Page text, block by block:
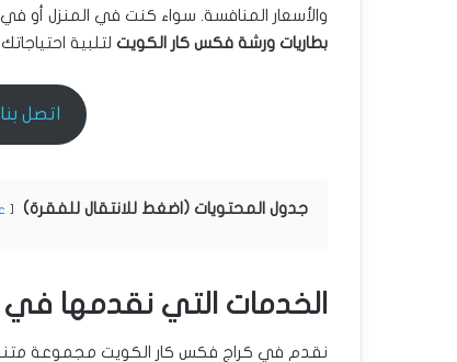
والأسعار المنافسة. سواء كنت في المنزل أو
بطاريات ورشة فكس كار الكويت لتلبية
اتصل بنا
جدول المحتويات (اضغط للانتقال للفقرة)
الخدمات التي نقدمها
نقدم في كراج فكس كار الكويت مجموعة